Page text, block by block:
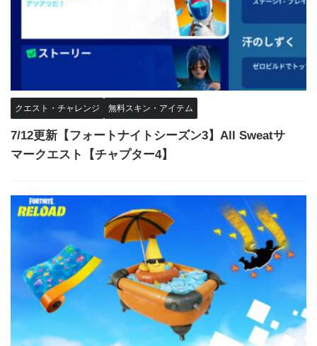
クエスト・チャレンジ 無料スキン・アイテム
7/12更新【フォートナイトシーズン3】All Sweatサ
マークエスト【チャプター4】